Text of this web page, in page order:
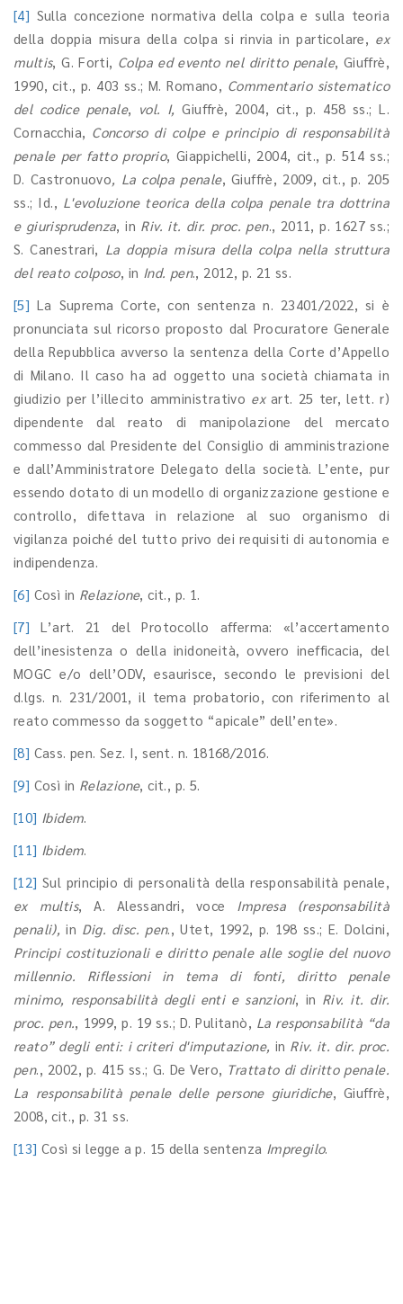
[4] Sulla concezione normativa della colpa e sulla teoria
della doppia misura della colpa si rinvia in particolare, ex
multis, G. Forti, Colpa ed evento nel diritto penale, Giuffrè,
1990, cit., p. 403 ss.; M. Romano, Commentario sistematico
del codice penale, vol. I, Giuffrè, 2004, cit., p. 458 ss.; L.
Cornacchia, Concorso di colpe e principio di responsabilità
penale per fatto proprio, Giappichelli, 2004, cit., p. 514 ss.;
D. Castronuovo, La colpa penale, Giuffrè, 2009, cit., p. 205
ss.; Id., L'evoluzione teorica della colpa penale tra dottrina
e giurisprudenza, in Riv. it. dir. proc. pen., 2011, p. 1627 ss.;
S. Canestrari, La doppia misura della colpa nella struttura
del reato colposo, in Ind. pen., 2012, p. 21 ss.
[5] La Suprema Corte, con sentenza n. 23401/2022, si è
pronunciata sul ricorso proposto dal Procuratore Generale
della Repubblica avverso la sentenza della Corte d’Appello
di Milano. Il caso ha ad oggetto una società chiamata in
giudizio per l’illecito amministrativo exart. 25 ter, lett. r)
dipendente dal reato di manipolazione del mercato
commesso dal Presidente del Consiglio di amministrazione
e dall’Amministratore Delegato della società. L’ente, pur
essendo dotato di un modello di organizzazione gestione e
controllo, difettava in relazione al suo organismo di
vigilanza poiché del tutto privo dei requisiti di autonomia e
indipendenza.
[6] Così in Relazione, cit., p. 1.
[7] L’art. 21 del Protocollo afferma: «l’accertamento
dell’inesistenza o della inidoneità, ovvero inefficacia, del
MOGC e/o dell’ODV, esaurisce, secondo le previsioni del
d.lgs. n. 231/2001, il tema probatorio, con riferimento al
reato commesso da soggetto “apicale” dell’ente».
[8] Cass. pen. Sez. I, sent. n. 18168/2016.
[9] Così in Relazione, cit., p. 5.
[10] Ibidem.
[11] Ibidem.
[12] Sul principio di personalità della responsabilità penale,
ex multis, A. Alessandri, voce Impresa (responsabilità
penali), in Dig. disc. pen., Utet, 1992, p. 198 ss.; E. Dolcini,
Principi costituzionali e diritto penale alle soglie del nuovo
millennio. Riflessioni in tema di fonti, diritto penale
minimo, responsabilità degli enti e sanzioni, in Riv. it. dir.
proc. pen., 1999, p. 19 ss.; D. Pulitanò, La responsabilità “da
reato” degli enti: i criteri d'imputazione, in Riv. it. dir. proc.
pen., 2002, p. 415 ss.; G. De Vero, Trattato di diritto penale.
La responsabilità penale delle persone giuridiche, Giuffrè,
2008, cit., p. 31 ss.
[13] Così si legge a p. 15 della sentenza Impregilo.